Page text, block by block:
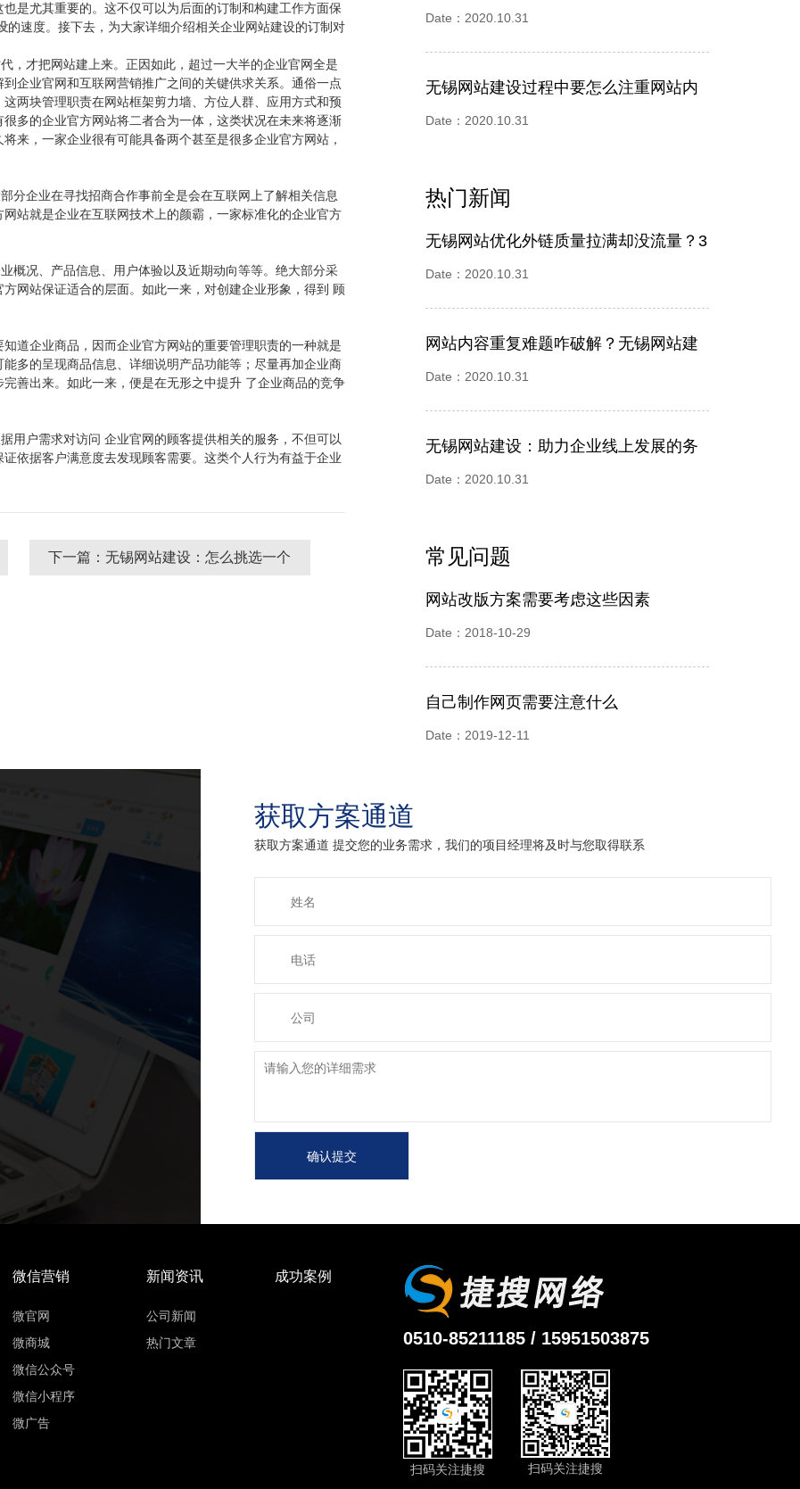
是尤其重要的。这不仅可以为后面的订制和构建工作方面保
的速度。接下去，为大家详细介绍相关企业网站建设的订制对
，才把网站建上来。正因如此，超过一大半的企业官网全是
企业官网和互联网营销推广之间的关键供求关系。通俗一点
两块管理职责在网站框架剪力墙、方位人群、应用方式和预
多的企业官方网站将二者合为一体，这类状况在未来将逐渐
来，一家企业很有可能具备两个甚至是很多企业官方网站，
分企业在寻找招商合作事前全是会在互联网上了解相关信息
站就是企业在互联网技术上的颜霸，一家标准化的企业官方
概况、产品信息、用户体验以及近期动向等等。绝大部分采
网站保证适合的层面。如此一来，对创建企业形象，得到 顾
道企业商品，因而企业官方网站的重要管理职责的一种就是
多的呈现商品信息、详细说明产品功能等；尽量再加企业商
善出来。如此一来，便是在无形之中提升 了企业商品的竞争
用户需求对访问 企业官网的顾客提供相关的服务，不但可以
依据客户满意度去发现顾客需要。这类个人行为有益于企业
下一篇：无锡网站建设：怎么挑选一个
更有优势？
Date：2020.10.31
无锡网站建设过程中要怎么注重网站内
容的建设
Date：2020.10.31
热门新闻
无锡网站优化外链质量拉满却没流量？3
个核心坑点拆解
Date：2020.10.31
网站内容重复难题咋破解？无锡网站建
设公司来支招
Date：2020.10.31
无锡网站建设：助力企业线上发展的务
实之举
Date：2020.10.31
常见问题
网站改版方案需要考虑这些因素
Date：2018-10-29
自己制作网页需要注意什么
Date：2019-12-11
获取方案通道
获取方案通道 提交您的业务需求，我们的项目经理将及时与您取得联系
微信营销
微官网
微商城
微信公众号
微信小程序
微广告
新闻资讯
公司新闻
热门文章
成功案例
0510-85211185 / 15951503875
扫码关注捷搜 扫码关注捷搜